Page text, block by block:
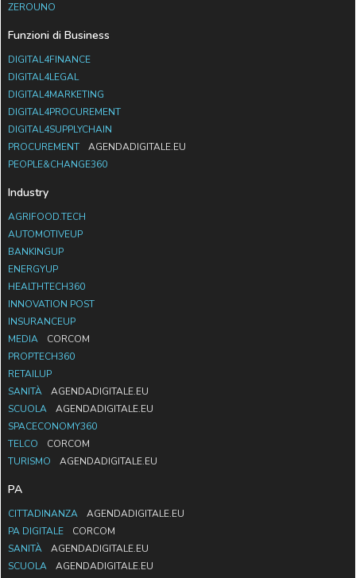
ZEROUNO
Funzioni di Business
DIGITAL4FINANCE
DIGITAL4LEGAL
DIGITAL4MARKETING
DIGITAL4PROCUREMENT
DIGITAL4SUPPLYCHAIN
PROCUREMENT
AGENDADIGITALE.EU
PEOPLE&CHANGE360
Industry
AGRIFOOD.TECH
AUTOMOTIVEUP
BANKINGUP
ENERGYUP
HEALTHTECH360
INNOVATION POST
INSURANCEUP
MEDIA
CORCOM
PROPTECH360
RETAILUP
SANITÀ
AGENDADIGITALE.EU
SCUOLA
AGENDADIGITALE.EU
SPACECONOMY360
TELCO
CORCOM
TURISMO
AGENDADIGITALE.EU
PA
CITTADINANZA
AGENDADIGITALE.EU
PA DIGITALE
CORCOM
SANITÀ
AGENDADIGITALE.EU
SCUOLA
AGENDADIGITALE.EU